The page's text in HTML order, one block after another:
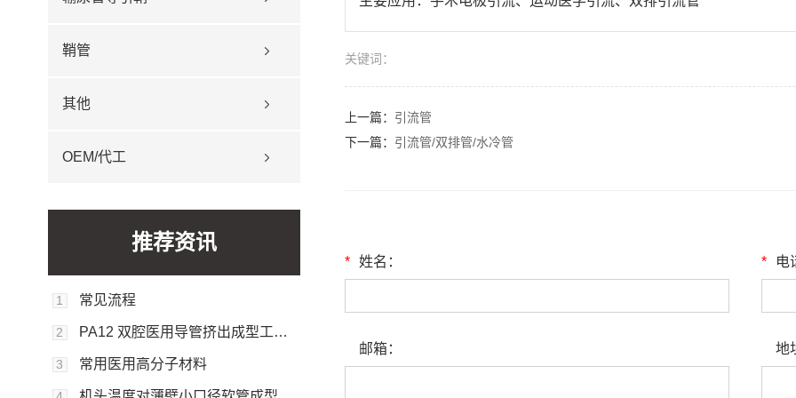
鞘管
其他
OEM/代工
推荐资讯
1 常见流程
2 PA12 双腔医用导管挤出成型工艺的实验研究
3 常用医用高分子材料
关键词：
上一篇： 引流管
下一篇： 引流管/双排管/水冷管
* 姓名： * 电
邮箱： 地